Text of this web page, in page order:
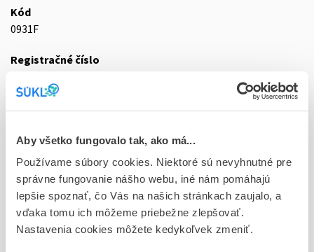
Aby všetko fungovalo tak, ako má...
Používame súbory cookies. Niektoré sú nevyhnutné pre
správne fungovanie nášho webu, iné nám pomáhajú
lepšie spoznať, čo Vás na našich stránkach zaujalo, a
vďaka tomu ich môžeme priebežne zlepšovať.
Nastavenia cookies môžete kedykoľvek zmeniť.
Kód
0931F
Registračné číslo
Doplnok
Stav
E - EU registrácia
Typ registračnej procedúry
Európska